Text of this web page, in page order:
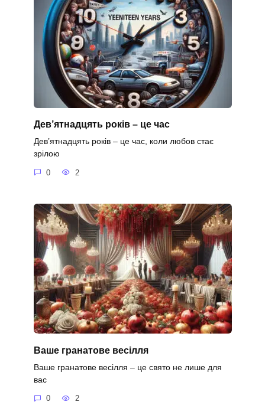
Дев’ятнадцять років – це час
Дев’ятнадцять років – це час, коли любов стає
зрілою
0 2
Ваше гранатове весілля
Ваше гранатове весілля – це свято не лише для
вас
0 2